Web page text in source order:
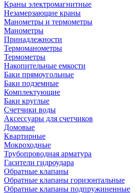
Краны электромагнитные
Незамерзающие краны
Манометры и термометры
Манометры
Принадлежности
Термоманометры
Термометры
Накопительные емкости
Баки прямоугольные
Баки подземные
Комплектующие
Баки круглые
Счетчики воды
Аксессуары для счетчиков
Домовые
Квартирные
Мокроходные
Трубопроводная арматура
Гасители гидроудара
Обратные клапаны
Обратные клапаны горизонтальные
Обратные клапаны подпружиненные